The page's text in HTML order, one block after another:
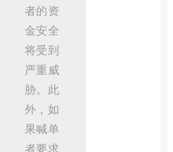
者的资
金安全
将受到
严重威
胁。此
外，如
果喊单
者要求